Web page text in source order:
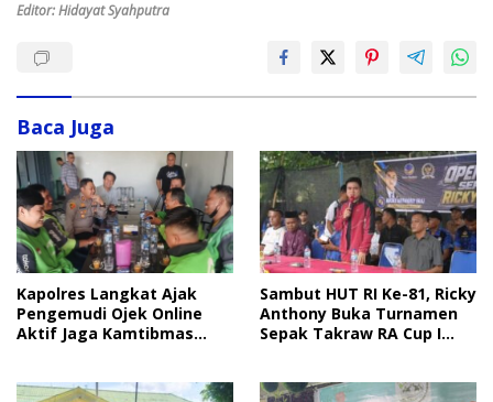
Editor: Hidayat Syahputra
Baca Juga
Kapolres Langkat Ajak
Pengemudi Ojek Online
Aktif Jaga Kamtibmas
Sambut HUT RI Ke-81, Ricky
Anthony Buka Turnamen
Sepak Takraw RA Cup I